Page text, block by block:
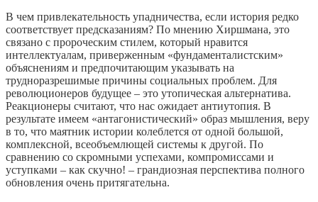
В чем привлекательность упадничества, если история редко
соответствует предсказаниям? По мнению Хиршмана, это
связано с пророческим стилем, который нравится
интеллектуалам, приверженным «фундаменталистским»
объяснениям и предпочитающим указывать на
трудноразрешимые причины социальных проблем. Для
революционеров будущее – это утопическая альтернатива.
Реакционеры считают, что нас ожидает антиутопия. В
результате имеем «антагонистический» образ мышления, веру
в то, что маятник истории колеблется от одной большой,
комплексной, всеобъемлющей системы к другой. По
сравнению со скромными успехами, компромиссами и
уступками – как скучно! – грандиозная перспектива полного
обновления очень притягательна.